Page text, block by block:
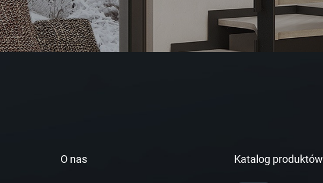
O nas Katalog produktów